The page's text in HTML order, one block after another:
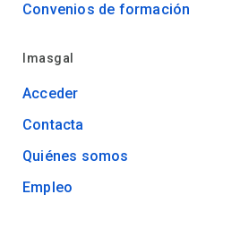
Convenios de formación
Imasgal
Acceder
Contacta
Quiénes somos
Empleo